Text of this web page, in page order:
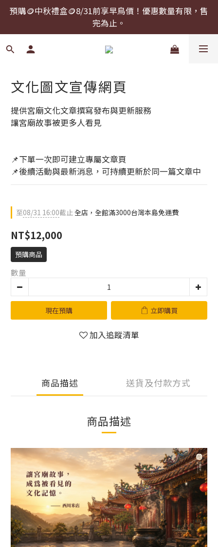
預購🪙中秋禮盒🪙8/31前享早鳥價！優惠數量有限，售
完為止。
預購🪙中秋禮盒🪙8/31前享早鳥價！優惠數量有限，售
完為止。
中秋禮盒提前下單，可以指定到貨日期！
預購🪙中秋禮盒🪙8/31前享早鳥價！優惠數量有限，售
完為止。
文化圖文宣傳網頁
提供宮廟文化文章撰寫發布與更新服務
讓宮廟故事被更多人看見
📌下單一次即可建立專屬文章頁
📌後續活動與最新消息，可持續更新於同一篇文章中
至08/31 16:00截止全店，全館滿3000台灣本島免運費
NT$12,000
預購商品
數量
現在預購 立即購買
加入追蹤清單
商品描述 送貨及付款方式
商品描述